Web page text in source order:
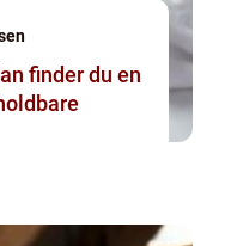
finder du en